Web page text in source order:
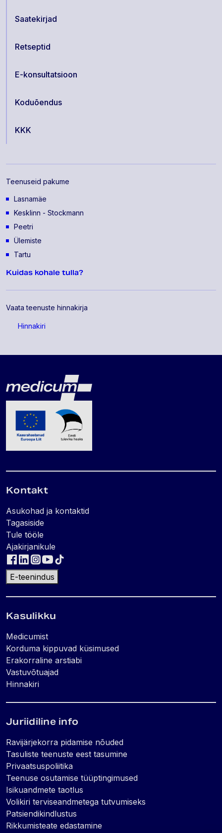
Saatekirjad
Retseptid
E-konsultatsioon
Koduõendus
KKK
Teenuseid pakume
Lasnamäe
Kesklinn - Stockmann
Peetri
Ülemiste
Tartu
Kuidas kohale tulla?
Vaata teenuste hinnakirja
Hinnakiri
Lehe jalus
Kontakt
Asukohad ja kontaktid
Tagasiside
Tule tööle
Ajakirjanikule
E-teenindus
Kasulikku
Medicumist
Korduma kippuvad küsimused
Erakorraline arstiabi
Vastuvõtuajad
Hinnakiri
Juriidiline info
Ravijärjekorra pidamise nõuded
Tasuliste teenuste eest tasumine
Privaatsuspoliitika
Teenuse osutamise tüüptingimused
Isikuandmete taotlus
Volikiri terviseandmetega tutvumiseks
Patsiendikindlustus
Rikkumisteate edastamine